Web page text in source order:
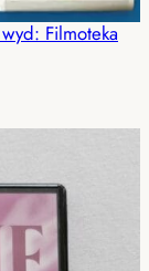
Filmoteka